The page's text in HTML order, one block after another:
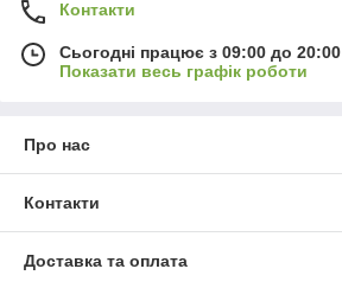
Контакти
Сьогодні працює з 09:00 до 20:00
Показати весь графік роботи
Про нас
Контакти
Доставка та оплата